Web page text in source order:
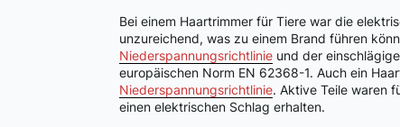
Bei einem Haartrimmer für Tiere war die
unzureichend, was zu einem Brand führen
Niederspannungsrichtlinie und der
europäischen Norm EN 62368-1. Auch ein
Niederspannungsrichtlinie. Aktive Teile waren
einen elektrischen Schlag erhalten.